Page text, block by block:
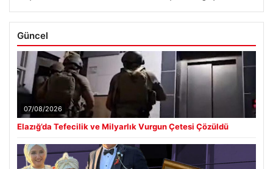
Güncel
07/08/2026
Elazığ’da Tefecilik ve Milyarlık Vurgun Çetesi Çözüldü